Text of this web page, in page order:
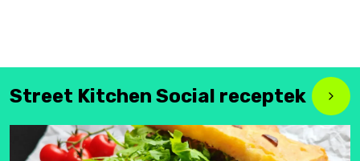
Street Kitchen Social receptek